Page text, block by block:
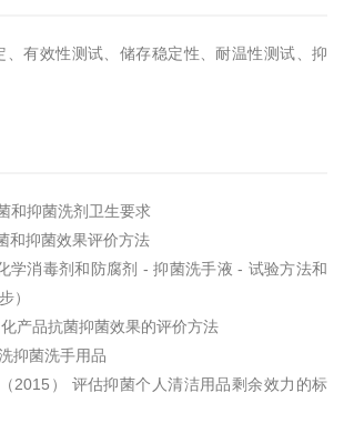
、有效性测试、储存稳定性、耐温性测试、抑
和抑菌洗剂卫生要求
和抑菌效果评价方法
学消毒剂和防腐剂 - 抑菌洗手液 - 试验方法和
）
产品抗菌抑菌效果的评价方法
抑菌洗手用品
2015） 评估抑菌个人清洁用品剩余效力的标